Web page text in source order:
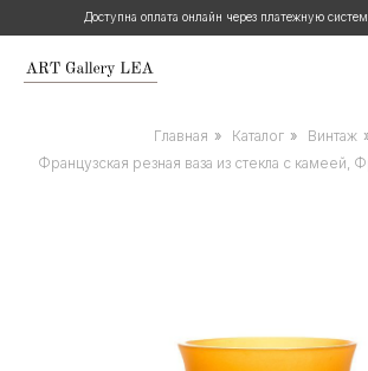
Доступна оплата онлайн через платежную
Главная » Каталог » Винтаж
Французская резная ваза из стекла с камеей,